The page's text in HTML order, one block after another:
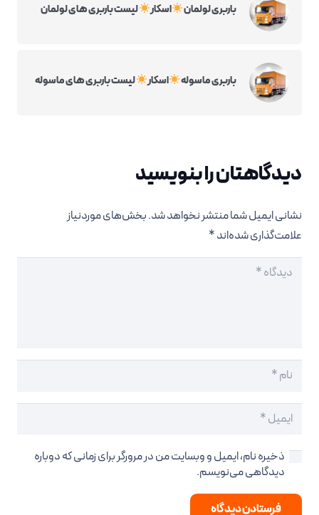
باربری لولمان اسکار لیست باربری های لولمان
باربری ماسوله اسکار لیست باربری های ماسوله
دیدگاهتان را بنویسید
نشانی ایمیل شما منتشر نخواهد شد.بخش‌های موردنیاز
علامت‌گذاری شده‌اند*
ذخیره نام، ایمیل و وبسایت من در مرورگر برای زمانی که دوباره
دیدگاهی می‌نویسم.
فرستادن دیدگاه